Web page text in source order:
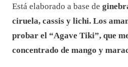
Está elaborado a base de
ciruela, cassis y lichi. Los
probar el “Agave Tiki”, que
concentrado de mango y